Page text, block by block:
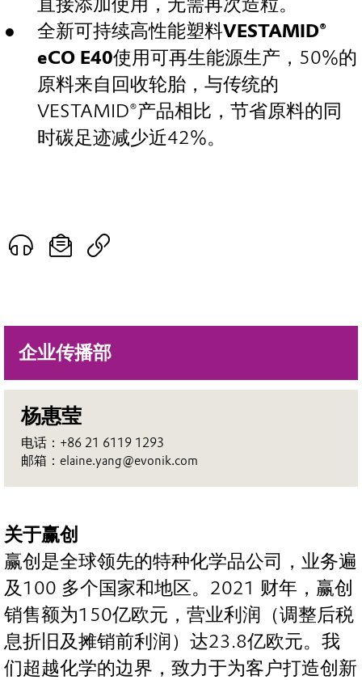
企业传播部
杨惠莹
电话：+86 21 6119 1293
邮箱：elaine.yang@evonik.com
直接添加使用，无需再次造粒。
全新可持续高性能塑料VESTAMID®
eCO E40使用可再生能源生产，50%的
原料来自回收轮胎，与传统的
VESTAMID®产品相比，节省原料的同
时碳足迹减少近42%。
关于赢创
赢创是全球领先的特种化学品公司，业务遍
及100 多个国家和地区。2021 财年，赢创
销售额为150亿欧元，营业利润（调整后税
息折旧及摊销前利润）达23.8亿欧元。我
们超越化学的边界，致力于为客户打造创新